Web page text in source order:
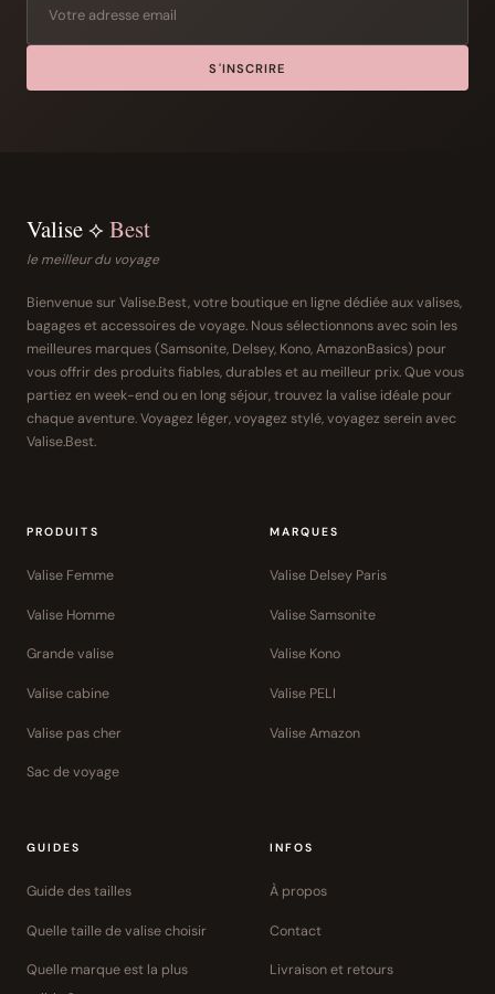
S'INSCRIRE
Valise ⟡ Best
le meilleur du voyage
Bienvenue sur Valise.Best, votre boutique en ligne dédiée aux valises,
bagages et accessoires de voyage. Nous sélectionnons avec soin les
meilleures marques (Samsonite, Delsey, Kono, AmazonBasics) pour
vous offrir des produits fiables, durables et au meilleur prix. Que vous
partiez en week-end ou en long séjour, trouvez la valise idéale pour
chaque aventure. Voyagez léger, voyagez stylé, voyagez serein avec
Valise.Best.
PRODUITS
Valise Femme
Valise Homme
Grande valise
Valise cabine
Valise pas cher
Sac de voyage
MARQUES
Valise Delsey Paris
Valise Samsonite
Valise Kono
Valise PELI
Valise Amazon
GUIDES
Guide des tailles
Quelle taille de valise choisir
Quelle marque est la plus
INFOS
À propos
Contact
Livraison et retours